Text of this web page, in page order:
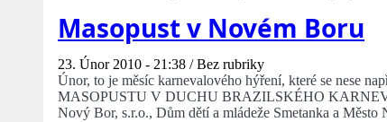
Masopust v Novém Boru
23. Únor 2010 - 21:38 /Bez rubriky
Únor, to je měsíc karnevalového hýření, které se nese
MASOPUSTU V DUCHU BRAZILSKÉHO
Nový Bor, s.r.o., Dům dětí a mládeže Smetanka a Město